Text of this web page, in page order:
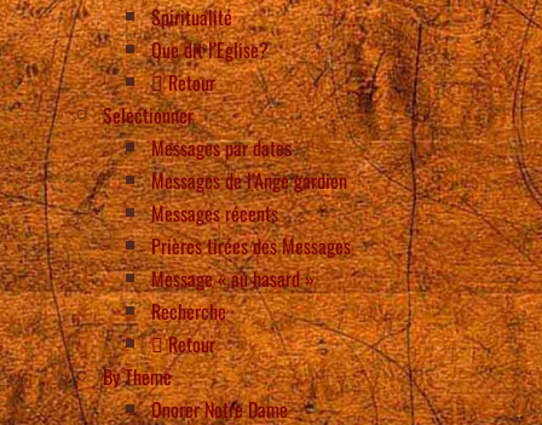
Spiritualité
Que dit l’Eglise?
Retour
Selectionner
Messages par dates
Messages de l’Ange gardien
Messages récents
Prières tirées des Messages
Message « au hasard »
Recherche
Retour
By Theme
Onorer Notre Dame